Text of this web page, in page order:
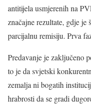
antitijela usmjerenih na
značajne rezultate, gdje je
parcijalnu remisiju. Prva
Predavanje je zaključeno
to je da svjetski
zemalja ni bogatih
hrabrosti da se gradi